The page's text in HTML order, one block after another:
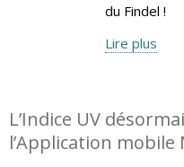
du Findel !
Lire plus
L’Indice UV
l’Application mobile